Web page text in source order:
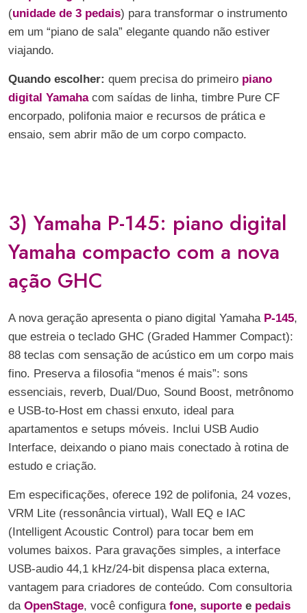
(unidade de 3 pedais) para transformar o instrumento
em um “piano de sala” elegante quando não estiver
viajando.
Quando escolher: quem precisa do primeiro piano
digital Yamaha com saídas de linha, timbre Pure CF
encorpado, polifonia maior e recursos de prática e
ensaio, sem abrir mão de um corpo compacto.
3) Yamaha P-145: piano digital
Yamaha compacto com a nova
ação GHC
A nova geração apresenta o piano digital Yamaha P-145,
que estreia o teclado GHC (Graded Hammer Compact):
88 teclas com sensação de acústico em um corpo mais
fino. Preserva a filosofia “menos é mais”: sons
essenciais, reverb, Dual/Duo, Sound Boost, metrônomo
e USB-to-Host em chassi enxuto, ideal para
apartamentos e setups móveis. Inclui USB Audio
Interface, deixando o piano mais conectado à rotina de
estudo e criação.
Em especificações, oferece 192 de polifonia, 24 vozes,
VRM Lite (ressonância virtual), Wall EQ e IAC
(Intelligent Acoustic Control) para tocar bem em
volumes baixos. Para gravações simples, a interface
USB-audio 44,1 kHz/24-bit dispensa placa externa,
vantagem para criadores de conteúdo. Com consultoria
da OpenStage, você configura fone, suporte e pedais